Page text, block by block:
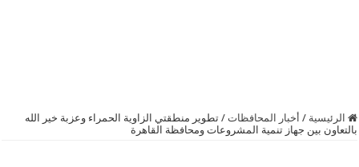
الرئيسية / أخبار المحافظات / تطوير منطقتي الزاوية الحمراء وعزبة خير الله
بالتعاون بين جهاز تنمية المشروعات ومحافظة القاهرة